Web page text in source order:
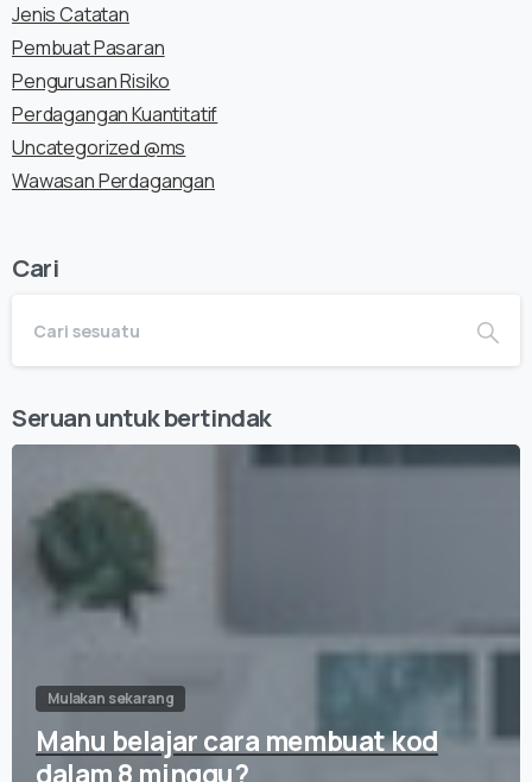
Jenis Catatan
Pembuat Pasaran
Pengurusan Risiko
Perdagangan Kuantitatif
Uncategorized @ms
Wawasan Perdagangan
Cari
Seruan untuk bertindak
Mulakan sekarang
Mahu belajar cara membuat kod